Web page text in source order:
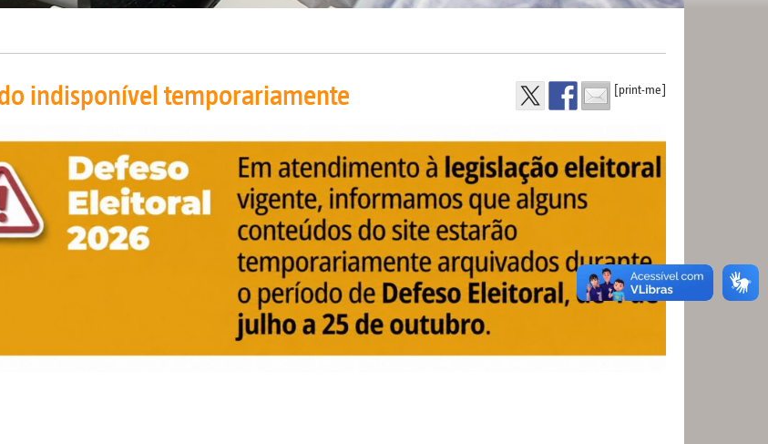
indisponível temporariamente [print-me]